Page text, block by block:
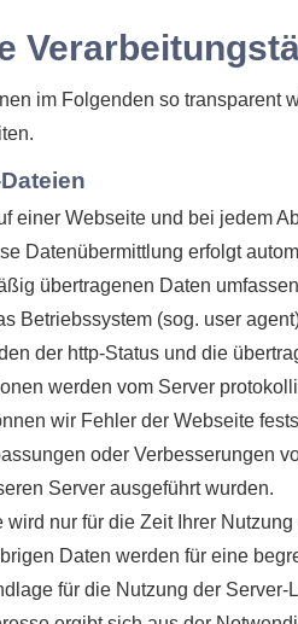
im Folgenden so transparent
einer Webseite und bei jedem
Datenübermittlung erfolgt
übertragenen Daten
Betriebssystem (sog. user
der http-Status und die
werden vom Server
wir Fehler der Webseite
oder Verbesserungen
Server ausgeführt wurden.
wird nur für die Zeit Ihrer
Daten werden für eine
für die Nutzung der